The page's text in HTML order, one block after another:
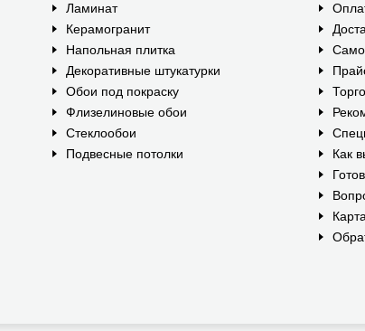
Ламинат
Керамогранит
Напольная плитка
Декоративные штукатурки
Обои под покраску
Флизелиновые обои
Стеклообои
Подвесные потолки
Как